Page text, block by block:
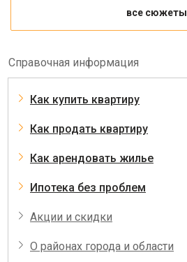
все сюжеты
Справочная информация
Как купить квартиру
Как продать квартиру
Как арендовать жилье
Ипотека без проблем
Акции и скидки
О районах города и области